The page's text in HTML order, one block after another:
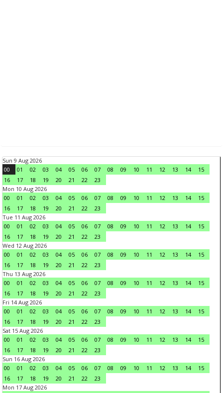
Sun 9 Aug 2026
00
01 02 03 04 05 06 07 08 09 10 11 12 13 14
15
16
17 18 19 20 21 22
23
Mon 10 Aug 2026
00
01 02 03 04 05 06 07 08 09 10 11 12 13 14
15
16
17 18 19 20 21 22
23
Tue 11 Aug 2026
00
01 02 03 04 05 06 07 08 09 10 11 12 13 14
15
16
17 18 19 20 21 22
23
Wed 12 Aug 2026
00
01 02 03 04 05 06 07 08 09 10 11 12 13 14
15
16
17 18 19 20 21 22
23
Thu 13 Aug 2026
00
01 02 03 04 05 06 07 08 09 10 11 12 13 14
15
16
17 18 19 20 21 22
23
Fri 14 Aug 2026
00
01 02 03 04 05 06 07 08 09 10 11 12 13 14
15
16
17 18 19 20 21 22
23
Sat 15 Aug 2026
00
01 02 03 04 05 06 07 08 09 10 11 12 13 14
15
16
17 18 19 20 21 22
23
Sun 16 Aug 2026
00
01 02 03 04 05 06 07 08 09 10 11 12 13 14
15
16
17 18 19 20 21 22
23
Mon 17 Aug 2026